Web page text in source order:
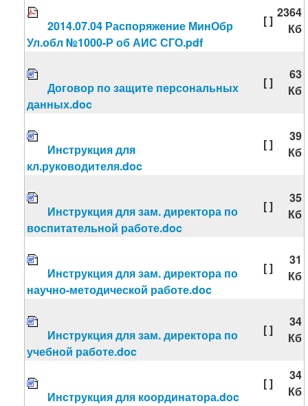
2014.07.04 Распоряжение МинОбр
Ул.обл №1000-Р об АИС СГО.pdf
[ ]
2364
Кб
Договор по защите персональных
данных.doc
[ ]
63
Кб
Инструкция для
кл.руководителя.doc
[ ]
39
Кб
Инструкция для зам. директора по
воспитательной работе.doc
[ ]
35
Кб
Инструкция для зам. директора по
научно-методической работе.doc
[ ]
31
Кб
Инструкция для зам. директора по
учебной работе.doc
[ ]
34
Кб
Инструкция для координатора.doc
[ ]
34
Кб